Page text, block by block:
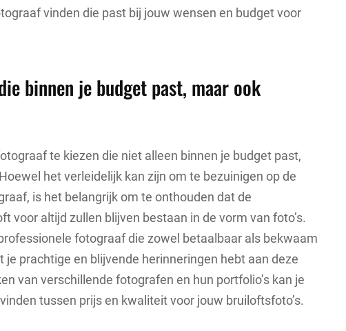
vinden die past bij jouw wensen en budget voor
binnen je budget past, maar ook
te kiezen die niet alleen binnen je budget past,
het verleidelijk kan zijn om te bezuinigen op de
is het belangrijk om te onthouden dat de
voor altijd zullen blijven bestaan in de vorm van foto’s.
fotograaf die zowel betaalbaar als bekwaam
je prachtige en blijvende herinneringen hebt aan deze
van verschillende fotografen en hun portfolio’s kan je
tussen prijs en kwaliteit voor jouw bruiloftsfoto’s.